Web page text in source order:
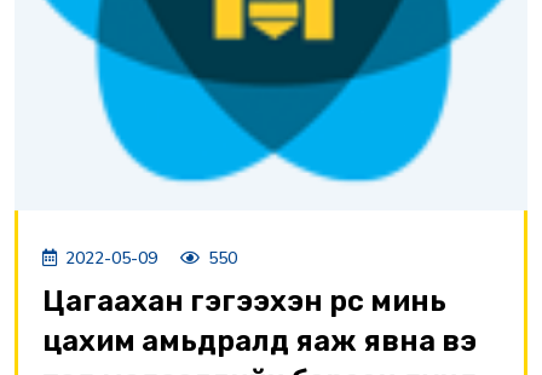
2022-05-09 550
Цагаахан гэгээхэн үрс минь
цахим амьдралд яаж явна вэ